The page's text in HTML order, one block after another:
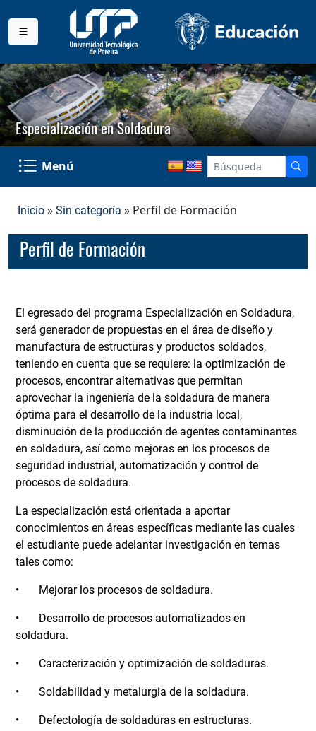
Especialización en Soldadura
Menú
Inicio » Sin categoría » Perfil de Formación
Perfil de Formación
El egresado del programa Especialización en Soldadura,
será generador de propuestas en el área de diseño y
manufactura de estructuras y productos soldados,
teniendo en cuenta que se requiere: la optimización de
procesos, encontrar alternativas que permitan
aprovechar la ingeniería de la soldadura de manera
óptima para el desarrollo de la industria local,
disminución de la producción de agentes contaminantes
en soldadura, así como mejoras en los procesos de
seguridad industrial, automatización y control de
procesos de soldadura.
La especialización está orientada a aportar
conocimientos en áreas específicas mediante las cuales
el estudiante puede adelantar investigación en temas
tales como:
• Mejorar los procesos de soldadura.
• Desarrollo de procesos automatizados en
soldadura.
• Caracterización y optimización de soldaduras.
• Soldabilidad y metalurgia de la soldadura.
• Defectología de soldaduras en estructuras.